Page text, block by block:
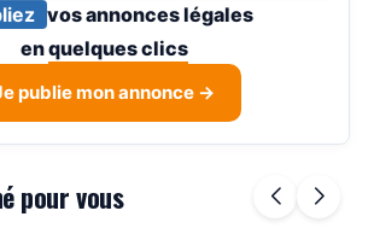
vos annonces légales
enquelques clics
publie mon annonce →
pour vous